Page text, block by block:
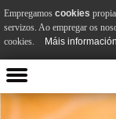
Empregamos cookies
servizos. Ao empregar os
cookies.
Máis información